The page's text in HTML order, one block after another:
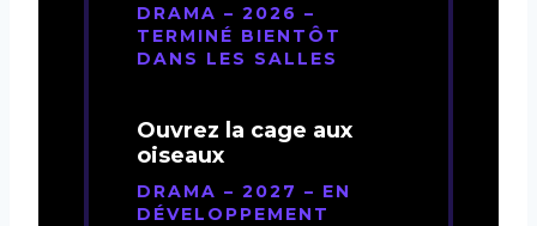
DRAMA – 2026 –
TERMINÉ BIENTÔT
DANS LES SALLES
Ouvrez la cage aux
oiseaux
DRAMA – 2027 – EN
DÉVELOPPEMENT